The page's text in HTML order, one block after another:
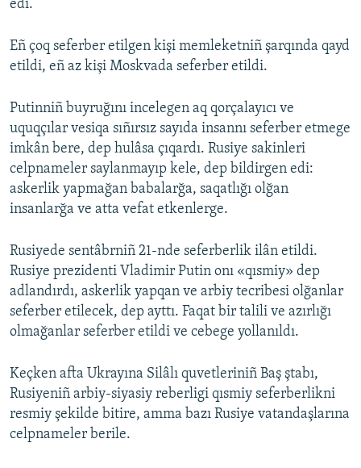
edi.
Eñ çoq seferber etilgen kişi memleketniñ şarqında qayd
etildi, eñ az kişi Moskvada seferber etildi.
Putinniñ buyruğını incelegen aq qorçalayıcı ve
uquqçılar vesiqa sıñırsız sayıda insannı seferber etmege
imkân bere, dep hulâsa çıqardı. Rusiye sakinleri
celpnameler saylanmayıp kele, dep bildirgen edi:
askerlik yapmağan babalarğa, saqatlığı olğan
insanlarğa ve atta vefat etkenlerge.
Rusiyede sentâbrniñ 21-nde seferberlik ilân etildi.
Rusiye prezidenti Vladimir Putin onı «qısmiy» dep
adlandırdı, askerlik yapqan ve arbiy tecribesi olğanlar
seferber etilecek, dep ayttı. Faqat bir talili ve azırlığı
olmağanlar seferber etildi ve cebege yollanıldı.
Keçken afta Ukrayına Silâlı quvetleriniñ Baş ştabı,
Rusiyeniñ arbiy-siyasiy reberligi qısmiy seferberlikni
resmiy şekilde bitire, amma bazı Rusiye vatandaşlarına
celpnameler berile.